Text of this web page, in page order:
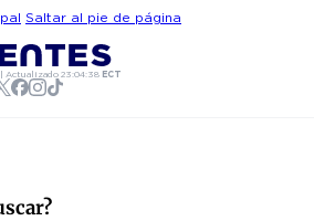
Saltar al pie de página
|Actualizado23:04:38 ECT